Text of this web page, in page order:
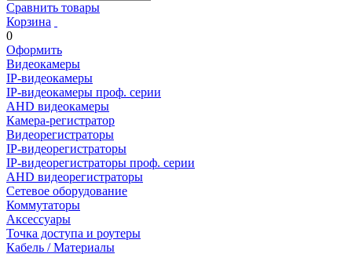
Сравнить товары
Корзина
0
Оформить
Видеокамеры
IP-видеокамеры
IP-видеокамеры проф. серии
AHD видеокамеры
Камера-регистратор
Видеорегистраторы
IP-видеорегистраторы
IP-видеорегистраторы проф. серии
AHD видеорегистраторы
Сетевое оборудование
Коммутаторы
Аксессуары
Точка доступа и роутеры
Кабель / Материалы